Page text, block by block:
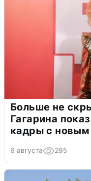
Больше не
Гагарина
кадры с новым
6 августа 295